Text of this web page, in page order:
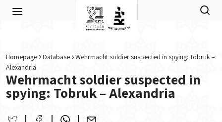
Homepage Database
Wehrmacht soldier suspected in spying: Tobruk –
Alexandria
Wehrmacht soldier suspected in
spying: Tobruk – Alexandria